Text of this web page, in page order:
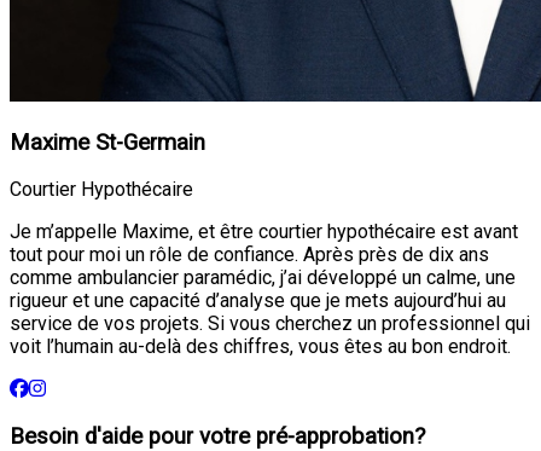
Maxime St-Germain
Courtier Hypothécaire
Je m’appelle Maxime, et être courtier hypothécaire est avant
tout pour moi un rôle de confiance. Après près de dix ans
comme ambulancier paramédic, j’ai développé un calme, une
rigueur et une capacité d’analyse que je mets aujourd’hui au
service de vos projets. Si vous cherchez un professionnel qui
voit l’humain au-delà des chiffres, vous êtes au bon endroit.
Besoin d'aide pour votre pré-approbation?